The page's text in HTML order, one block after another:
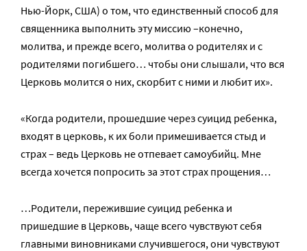
Нью-Йорк, США) о том, что единственный способ для
священника выполнить эту миссию –конечно,
молитва, и прежде всего, молитва о родителях и с
родителями погибшего… чтобы они слышали, что вся
Церковь молится о них, скорбит с ними и любит их».
«Когда родители, прошедшие через суицид ребенка,
входят в церковь, к их боли примешивается стыд и
страх – ведь Церковь не отпевает самоубийц. Мне
всегда хочется попросить за этот страх прощения…
…Родители, пережившие суицид ребенка и
пришедшие в Церковь, чаще всего чувствуют себя
главными виновниками случившегося, они чувствуют